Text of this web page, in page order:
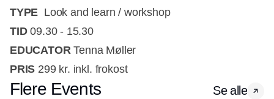
TYPE Look and learn / workshop
TID09.30 - 15.30
EDUCATORTenna Møller
PRIS 299 kr. inkl. frokost
Flere Events Se alle